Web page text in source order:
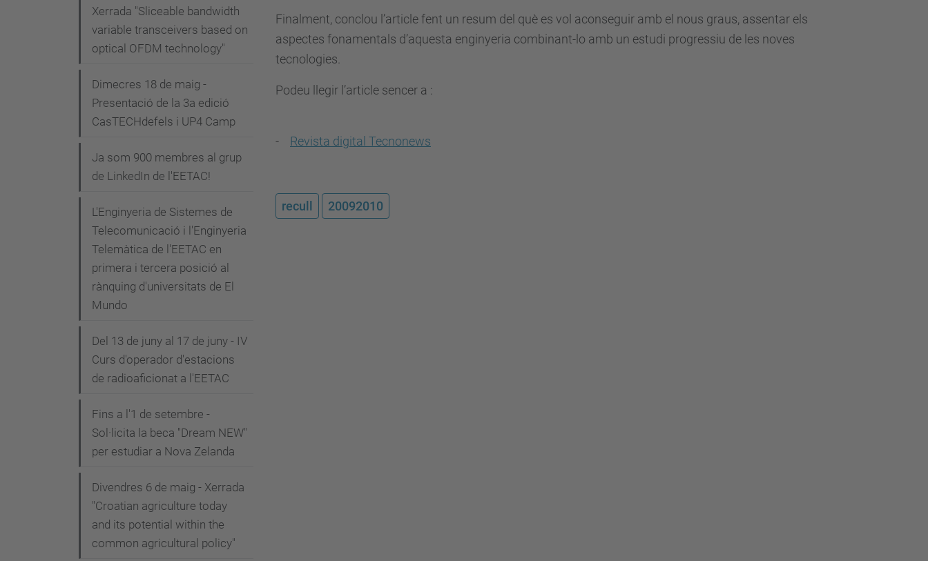
Finalment, conclou l’article fent un resum del què es vol aconseguir amb el nous graus, assentar els
aspectes fonamentals d’aquesta enginyeria combinant-lo amb un estudi progressiu de les noves
tecnologies.
Podeu llegir l’article sencer a :
- Revista digital Tecnonews
recull 20092010
Xerrada "Sliceable bandwidth
variable transceivers based on
optical OFDM technology"
Dimecres 18 de maig -
Presentació de la 3a edició
CasTECHdefels i UP4 Camp
Ja som 900 membres al grup
de LinkedIn de l'EETAC!
L'Enginyeria de Sistemes de
Telecomunicació i l'Enginyeria
Telemàtica de l'EETAC en
primera i tercera posició al
rànquing d'universitats de El
Mundo
Del 13 de juny al 17 de juny - IV
Curs d'operador d'estacions
de radioaficionat a l'EETAC
Fins a l'1 de setembre -
Sol·licita la beca "Dream NEW"
per estudiar a Nova Zelanda
Divendres 6 de maig - Xerrada
"Croatian agriculture today
and its potential within the
common agricultural policy"